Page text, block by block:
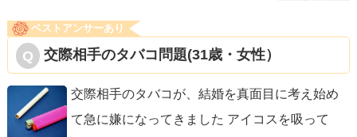
ベストアンサーあり
交際相手のタバコ問題(31歳・女性）
交際相手のタバコが、結婚を真面目に考え始め
て急に嫌になってきました アイコスを吸って